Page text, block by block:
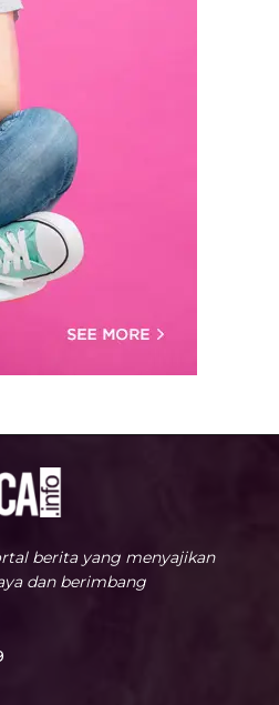
berita yang menyajikan
dan berimbang